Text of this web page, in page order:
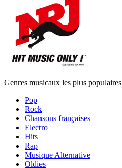
Genres musicaux les plus populaires
Pop
Rock
Chansons françaises
Electro
Hits
Rap
Musique Alternative
Oldies